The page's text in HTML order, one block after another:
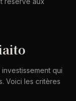
qui
Voici les critères